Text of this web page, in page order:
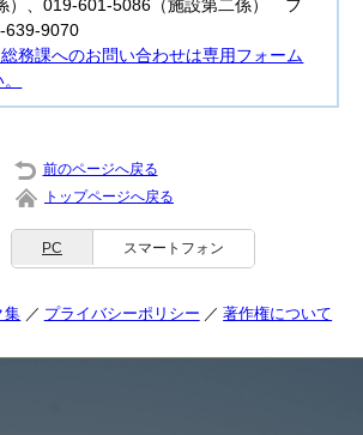
）、019-601-5086（施設第二係） フ
639-9070
務課へのお問い合わせは専用フォーム
前のページへ戻る
トップページへ戻る
PC スマートフォン
集 プライバシーポリシー 著作権について